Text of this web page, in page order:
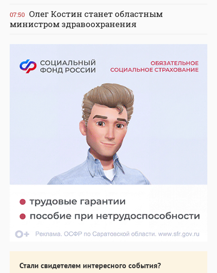
07:50 Олег Костин станет областным
министром здравоохранения
Стали свидетелем интересного события?